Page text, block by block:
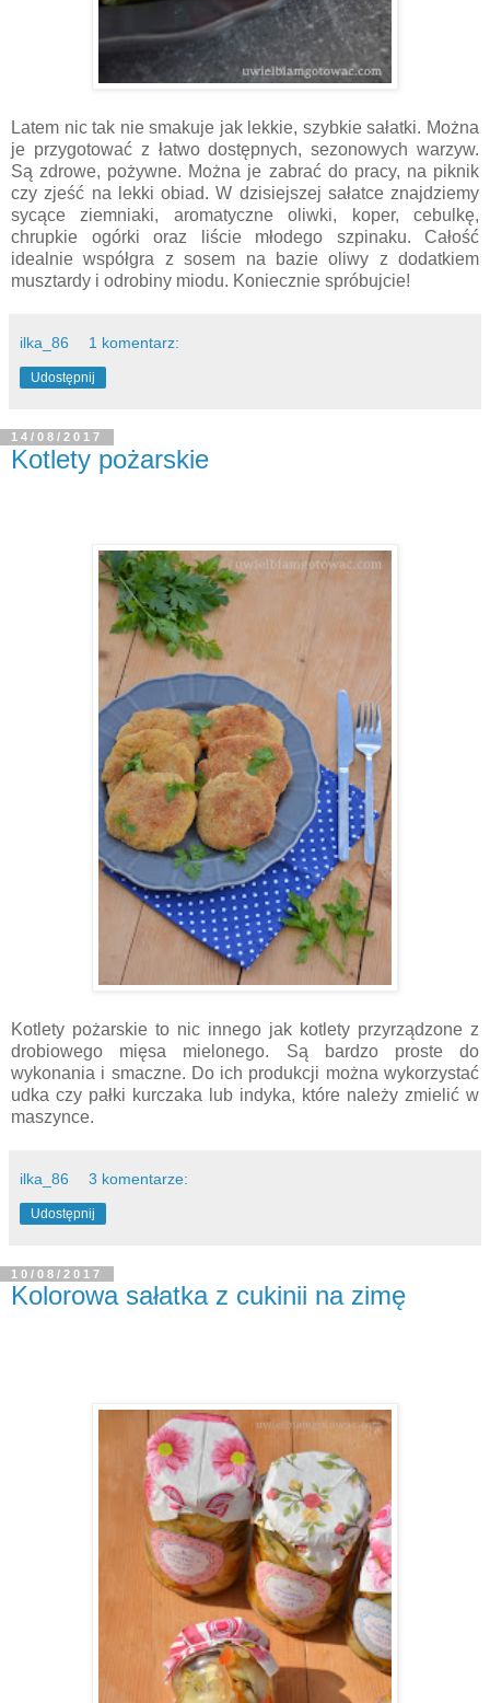
Latem nic tak nie smakuje jak lekkie, szybkie sałatki. Można
je przygotować z łatwo dostępnych, sezonowych warzyw.
Są zdrowe, pożywne. Można je zabrać do pracy, na piknik
czy zjeść na lekki obiad. W dzisiejszej sałatce znajdziemy
sycące ziemniaki, aromatyczne oliwki, koper, cebulkę,
chrupkie ogórki oraz liście młodego szpinaku. Całość
idealnie współgra z sosem na bazie oliwy z dodatkiem
musztardy i odrobiny miodu. Koniecznie spróbujcie!
ilka_86 1 komentarz:
Udostępnij
14/08/2017
Kotlety pożarskie
Kotlety pożarskie to nic innego jak kotlety przyrządzone z
drobiowego mięsa mielonego. Są bardzo proste do
wykonania i smaczne. Do ich produkcji można wykorzystać
udka czy pałki kurczaka lub indyka, które należy zmielić w
maszynce.
ilka_86 3 komentarze:
Udostępnij
10/08/2017
Kolorowa sałatka z cukinii na zimę